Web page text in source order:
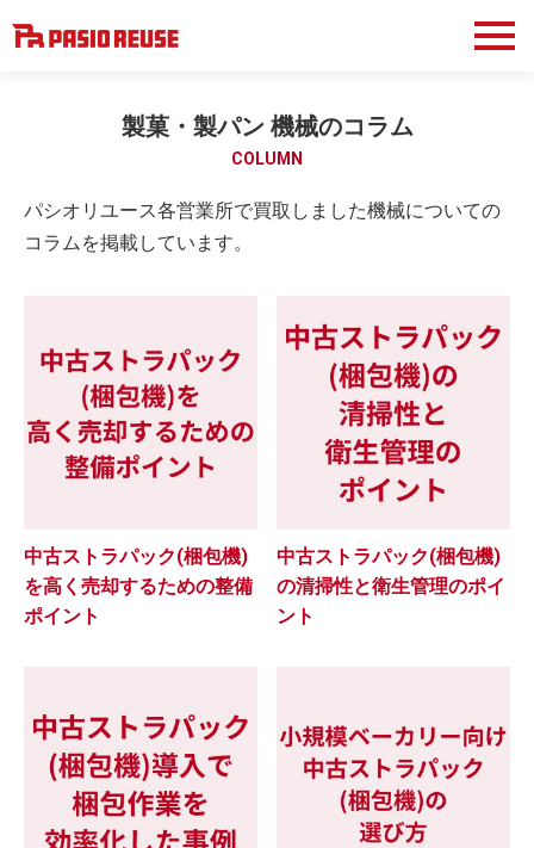
製菓・製パン 機械のコラム
COLUMN
パシオリユース各営業所で買取しました機械についての
コラムを掲載しています。
中古ストラパック(梱包機)
を高く売却するための整備
ポイント
中古ストラパック(梱包機)
の清掃性と衛生管理のポイ
ント